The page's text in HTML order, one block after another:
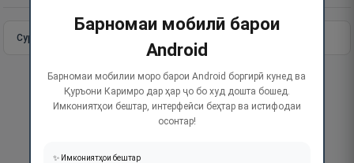
Сураи пурра
Барномаи мобилӣ барои
Android
Барномаи мобилии моро барои Android боргирӣ кунед ва
Қуръони Каримро дар ҳар ҷо бо худ дошта бошед.
Имкониятҳои бештар, интерфейси беҳтар ва истифодаи
осонтар!
✨ Имкониятҳои бештар